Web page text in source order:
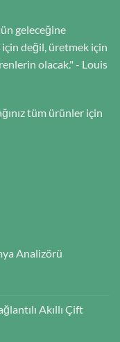
geleceğine
değil, üretmek için
olacak." - Louis
tüm ürünler için
Analizörü
Akıllı Çift